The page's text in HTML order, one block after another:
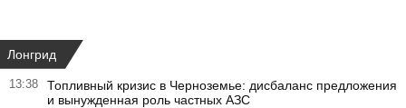
Лонгрид
13:38
Топливный кризис в Черноземье: дисбаланс предложения
и вынужденная роль частных АЗС